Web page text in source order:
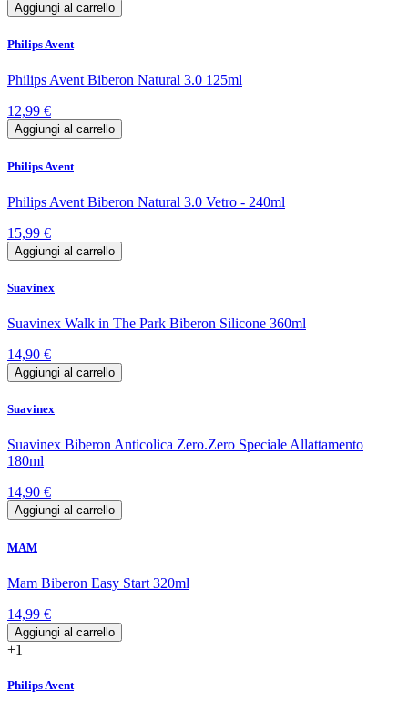
Aggiungi al carrello
Philips Avent
Philips Avent Biberon Natural 3.0 125ml
12,99 €
Aggiungi al carrello
Philips Avent
Philips Avent Biberon Natural 3.0 Vetro - 240ml
15,99 €
Aggiungi al carrello
Suavinex
Suavinex Walk in The Park Biberon Silicone 360ml
14,90 €
Aggiungi al carrello
Suavinex
Suavinex Biberon Anticolica Zero.Zero Speciale Allattamento
180ml
14,90 €
Aggiungi al carrello
MAM
Mam Biberon Easy Start 320ml
14,99 €
Aggiungi al carrello
+1
Philips Avent